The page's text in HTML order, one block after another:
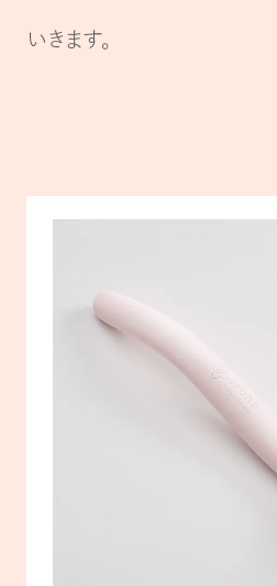
いきます。